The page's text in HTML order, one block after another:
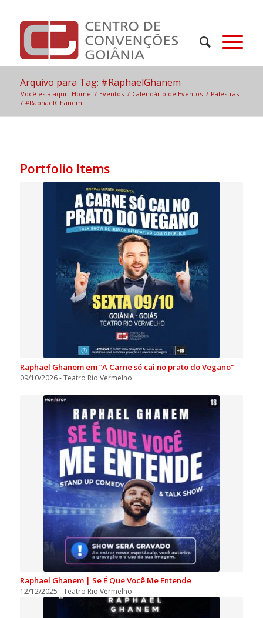
Arquivo para Tag: #RaphaelGhanem
Você está aqui: Home / Eventos / Calendário de Eventos / Palestras
/ #RaphaelGhanem
Portfolio Items
Raphael Ghanem em “A Carne só cai no prato do Vegano”
09/10/2026 - Teatro Rio Vermelho
Raphael Ghanem | Se É Que Você Me Entende
12/12/2025 - Teatro Rio Vermelho